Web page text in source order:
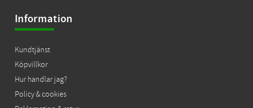
Information
Kundtjänst
Köpvillkor
Hur handlar jag?
Policy & cookies